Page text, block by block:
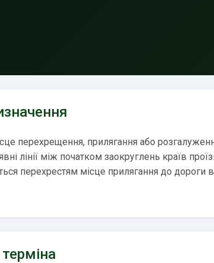
перехрещення, прилягання або
лінії між початком заокруглень країв
перехрестям місце прилягання до дороги